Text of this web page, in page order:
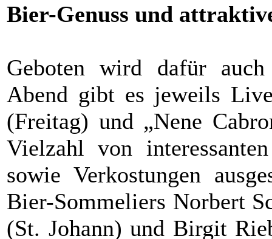
Bier-Genuss und
Geboten wird dafür
Abend gibt es jeweils
(Freitag) und „Nene
Vielzahl von
sowie Verkostungen
Bier-Sommeliers Norbert
(St. Johann) und Birgit